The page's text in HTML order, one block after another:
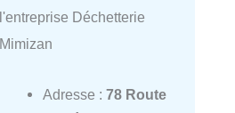
l'entreprise Déchetterie
Mimizan
Adresse : 78 Route